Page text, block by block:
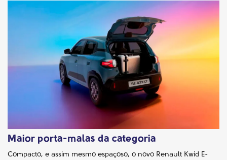
Maior porta-malas da categoria
Compacto, e assim mesmo espaçoso, o novo Renault Kwid E-